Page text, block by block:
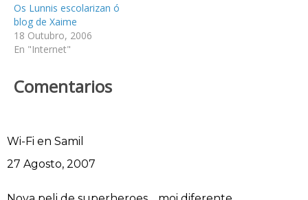
Os Lunnis escolarizan ó
blog de Xaime
18 Outubro, 2006
En "Internet"
Comentarios
Wi-Fi en Samil
Data
27 Agosto, 2007